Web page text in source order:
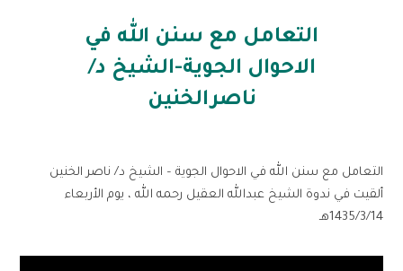
التعامل مع سنن الله في
الاحوال الجوية-الشيخ د/
ناصرالخنين
التعامل مع سنن الله في الاحوال الجوية – الشيخ د/ ناصر الخنين
ألقيت في ندوة الشيخ عبدالله العقيل رحمه الله ، يوم الأربعاء
1435/3/14هـ